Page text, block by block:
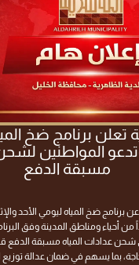
تعلن برنامج ضخ
المواطنين
مسبقة الدفع
أحياء ومناطق المدينة وفق
شحن عدادات المياه مسبقة الدفع
بما يسهم في ضمان عدالة توزيع